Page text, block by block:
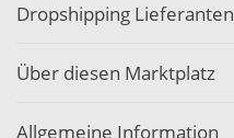
Dropshipping Lieferanten
Über diesen Marktplatz
Allgemeine Information